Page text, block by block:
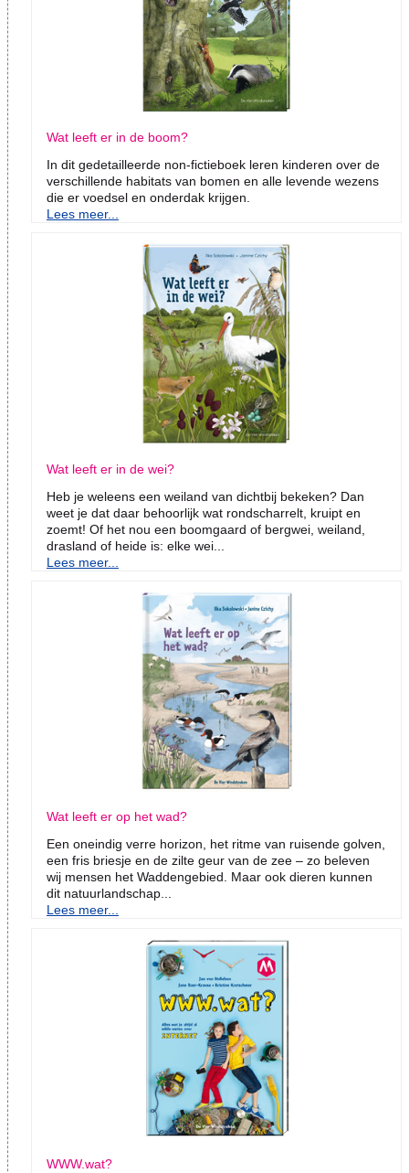
Wat leeft er in de boom?
In dit gedetailleerde non-fictieboek leren kinderen over de
verschillende habitats van bomen en alle levende wezens
die er voedsel en onderdak krijgen.
Lees meer...
Wat leeft er in de wei?
Heb je weleens een weiland van dichtbij bekeken? Dan
weet je dat daar behoorlijk wat rondscharrelt, kruipt en
zoemt! Of het nou een boomgaard of bergwei, weiland,
drasland of heide is: elke wei...
Lees meer...
Wat leeft er op het wad?
Een oneindig verre horizon, het ritme van ruisende golven,
een fris briesje en de zilte geur van de zee – zo beleven
wij mensen het Waddengebied. Maar ook dieren kunnen
dit natuurlandschap...
Lees meer...
WWW.wat?